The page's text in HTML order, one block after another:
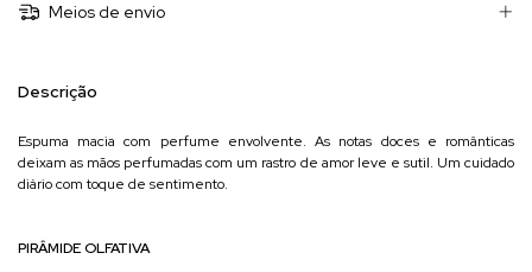
Meios de envio
Descrição
Espuma macia com perfume envolvente. As notas doces e românticas
deixam as mãos perfumadas com um rastro de amor leve e sutil. Um cuidado
diário com toque de sentimento.
PIRÂMIDE OLFATIVA